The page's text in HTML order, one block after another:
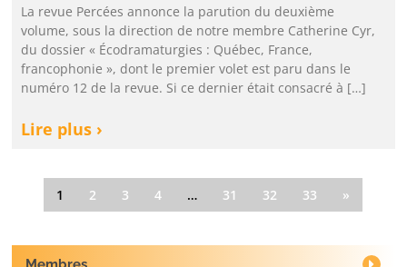
La revue Percées annonce la parution du deuxième
volume, sous la direction de notre membre Catherine Cyr,
du dossier « Écodramaturgies : Québec, France,
francophonie », dont le premier volet est paru dans le
numéro 12 de la revue. Si ce dernier était consacré à […]
Lire plus ›
1 2 3 4 … 31 32 33 »